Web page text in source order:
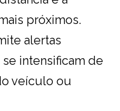
próximos.
alertas
intensificam de
veículo ou